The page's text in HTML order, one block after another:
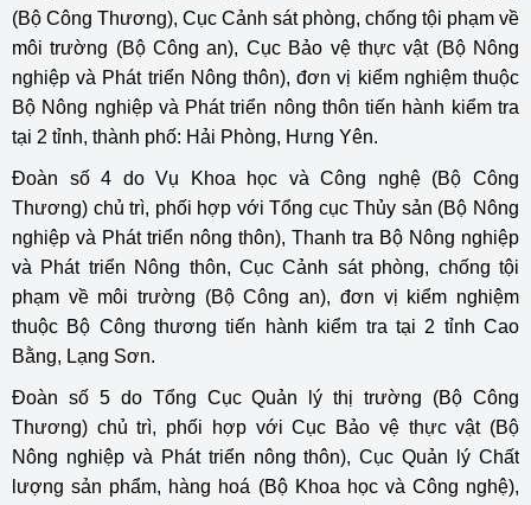
(Bộ Công Thương), Cục Cảnh sát phòng, chống tội phạm về
môi trường (Bộ Công an), Cục Bảo vệ thực vật (Bộ Nông
nghiệp và Phát triển Nông thôn), đơn vị kiểm nghiệm thuộc
Bộ Nông nghiệp và Phát triển nông thôn tiến hành kiểm tra
tại 2 tỉnh, thành phố: Hải Phòng, Hưng Yên.
Đoàn số 4 do Vụ Khoa học và Công nghệ (Bộ Công
Thương) chủ trì, phối hợp với Tổng cục Thủy sản (Bộ Nông
nghiệp và Phát triển nông thôn), Thanh tra Bộ Nông nghiệp
và Phát triển Nông thôn, Cục Cảnh sát phòng, chống tội
phạm về môi trường (Bộ Công an), đơn vị kiểm nghiệm
thuộc Bộ Công thương tiến hành kiểm tra tại 2 tỉnh Cao
Bằng, Lạng Sơn.
Đoàn số 5 do Tổng Cục Quản lý thị trường (Bộ Công
Thương) chủ trì, phối hợp với Cục Bảo vệ thực vật (Bộ
Nông nghiệp và Phát triển nông thôn), Cục Quản lý Chất
lượng sản phẩm, hàng hoá (Bộ Khoa học và Công nghệ),